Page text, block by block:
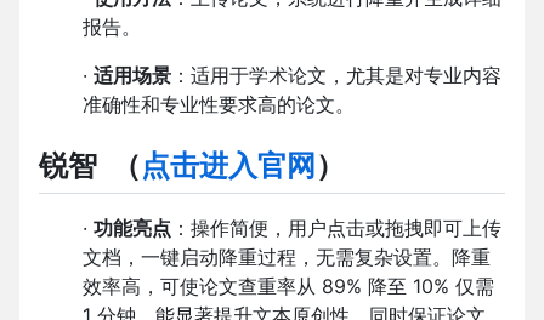
报告。
· 适用场景 ：适用于学术论文，尤其是对专业内容
准确性和专业性要求高的论文。
锐智 （点击进入官网 ）
· 功能亮点 ：操作简便，用户点击或拖拽即可上传
文档，一键启动降重过程，无需复杂设置。降重
效率高，可使论文查重率从 89% 降至 10% 仅需